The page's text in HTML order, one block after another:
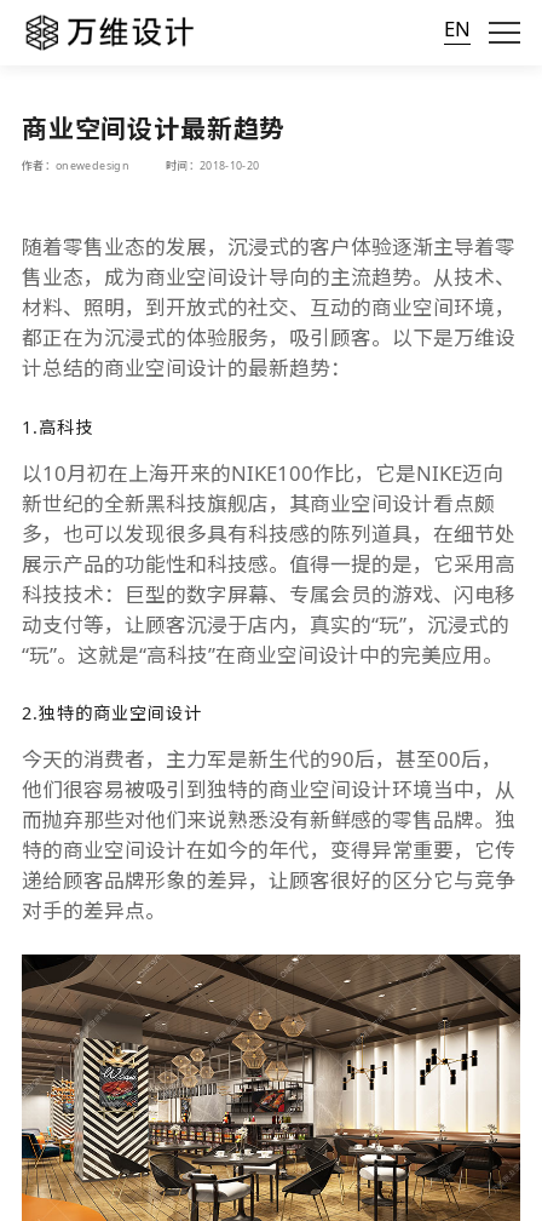
EN
商业空间设计最新趋势
作者：onewedesign 时间：2018-10-20
随着零售业态的发展，沉浸式的客户体验逐渐主导着零
售业态，成为商业空间设计导向的主流趋势。从技术、
材料、照明，到开放式的社交、互动的商业空间环境，
都正在为沉浸式的体验服务，吸引顾客。以下是万维设
计总结的商业空间设计的最新趋势：
1.高科技
以10月初在上海开来的NIKE100作比，它是NIKE迈向
新世纪的全新黑科技旗舰店，其商业空间设计看点颇
多，也可以发现很多具有科技感的陈列道具，在细节处
展示产品的功能性和科技感。值得一提的是，它采用高
科技技术：巨型的数字屏幕、专属会员的游戏、闪电移
动支付等，让顾客沉浸于店内，真实的“玩”，沉浸式的
“玩”。这就是“高科技”在商业空间设计中的完美应用。
2.独特的商业空间设计
今天的消费者，主力军是新生代的90后，甚至00后，
他们很容易被吸引到独特的商业空间设计环境当中，从
而抛弃那些对他们来说熟悉没有新鲜感的零售品牌。独
特的商业空间设计在如今的年代，变得异常重要，它传
递给顾客品牌形象的差异，让顾客很好的区分它与竞争
对手的差异点。